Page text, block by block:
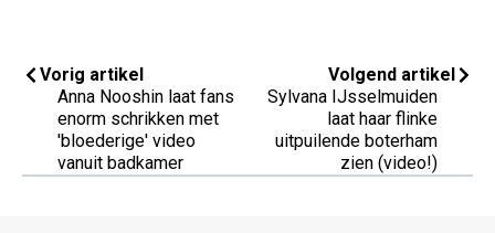
Vorig artikel
Anna Nooshin laat fans
enorm schrikken met
'bloederige' video
vanuit badkamer
Volgend artikel
Sylvana IJsselmuiden
laat haar flinke
uitpuilende boterham
zien (video!)